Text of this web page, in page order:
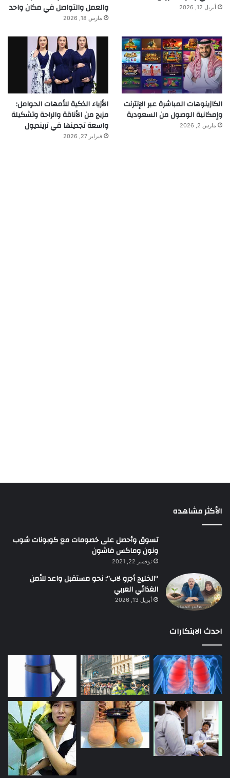
أبريل 12, 2026
والعمل والتواصل في مكان واحد
مارس 18, 2026
الكازينوهات المباشرة عبر الإنترنت
وإمكانية الوصول من السعودية
مارس 2, 2026
الأزياء الذكية للأمهات الحوامل:
مزيج من الأناقة والراحة وتشكيلة
واسعة تجدينها في ترينديول
فبراير 27, 2026
الأكثر مشاهده
تسوق وأحصل على خصومات مع كوبونات شوب
ونون وماكس فاشون
نوفمبر 22, 2021
“الخليج أجرو لاب”: نحو مستقبل واعد للأمن
الغذائي العربي
أبريل 13, 2026
احدث الابتكارات